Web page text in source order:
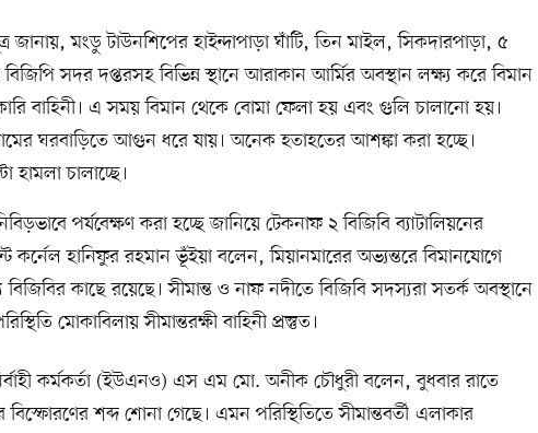
জানায়, মংডু টাউনশিপের হাইন্দাপাড়া ঘাঁটি, তিন মাইল, সিকদারপাড়া, ৫
বিজিপি সদর দপ্তরসহ বিভিন্ন স্থানে আরাকান আর্মির অবস্থান লক্ষ্য করে বিমান
বাহিনী। এ সময় বিমান থেকে বোমা ফেলা হয় এবং গুলি চালানো হয়।
ঘরবাড়িতে আগুন ধরে যায়। অনেক হতাহতের আশঙ্কা করা হচ্ছে।
হামলা চালাচ্ছে।
পর্যবেক্ষণ করা হচ্ছে জানিয়ে টেকনাফ ২ বিজিবি ব্যাটালিয়নের
কর্নেল হানিফুর রহমান ভূঁইয়া বলেন, মিয়ানমারের অভ্যন্তরে বিমানযোগে
কাছে রয়েছে। সীমান্ত ও নাফ নদীতে বিজিবি সদস্যরা সতর্ক অবস্থানে
মোকাবিলায় সীমান্তরক্ষী বাহিনী প্রস্তুত।
কর্মকর্তা (ইউএনও) এস এম মো. অনীক চৌধুরী বলেন, বুধবার রাতে
বিস্ফোরণের শব্দ শোনা গেছে। এমন পরিস্থিতিতে সীমান্তবর্তী এলাকার